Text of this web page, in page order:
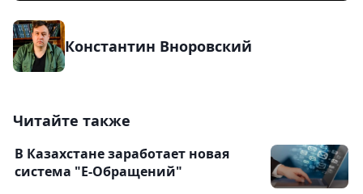
Константин Вноровский
Читайте также
В Казахстане заработает новая
система "Е-Обращений"